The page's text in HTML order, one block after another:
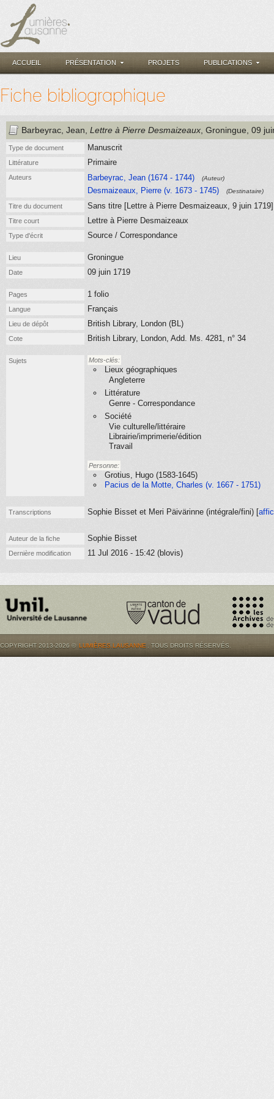
ACCUEIL PRÉSENTATION PROJETS PUBLICATIONS
Fiche bibliographique
Barbeyrac, Jean Lettre à Pierre Desmaizeaux , Groningue , 09
Type de document Manuscrit
Littérature Primaire
Auteurs Barbeyrac, Jean (1674 - 1744) (Auteur)
Desmaizeaux, Pierre (v. 1673 - 1745) (Destinataire)
Titre du document Sans titre [Lettre à Pierre Desmaizeaux, 9 juin 1719]
Titre court Lettre à Pierre Desmaizeaux
Type d'écrit Source / Correspondance
Lieu Groningue
Date 09 juin 1719
Pages 1 folio
Langue Français
Lieu de dépôt British Library, London (BL)
Cote British Library, London, Add. Ms. 4281, n° 34
Sujets Mots-clés:
Lieux géographiques
Angleterre
Littérature
Genre - Correspondance
Société
Vie culturelle/littéraire
Librairie/imprimerie/édition
Travail
Personne:
Grotius, Hugo (1583-1645)
Pacius de la Motte, Charles (v. 1667 - 1751)
Transcriptions Sophie Bisset et Meri Päivärinne (intégrale/fini) [
Auteur de la fiche Sophie Bisset
Dernière modification 11 Jul 2016 - 15:42 (blovis)
COPYRIGHT 2013-2026 © LUMIÈRES.LAUSANNE . TOUS DROITS RÉSERVÉS.